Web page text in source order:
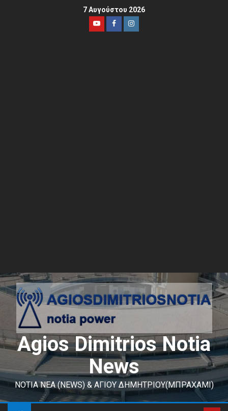
7 Αυγούστου 2026
Agios Dimitrios Notia
News
ΝΟΤΙΑ ΝΕΑ (NEWS) & ΑΓΙΟΥ ΔΗΜΗΤΡΙΟΥ(ΜΠΡΑΧΑΜΙ)